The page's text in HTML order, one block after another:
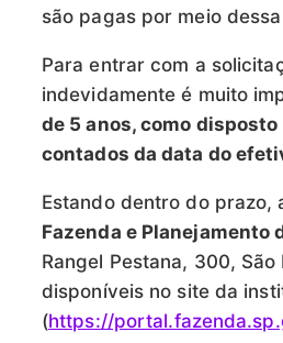
são pagas por meio
Para entrar com a
indevidamente é muito
de 5 anos, como disposto
contados da data do
Estando dentro do prazo,
Fazenda e Planejamento
Rangel Pestana, 300,
disponíveis no site da
(https://